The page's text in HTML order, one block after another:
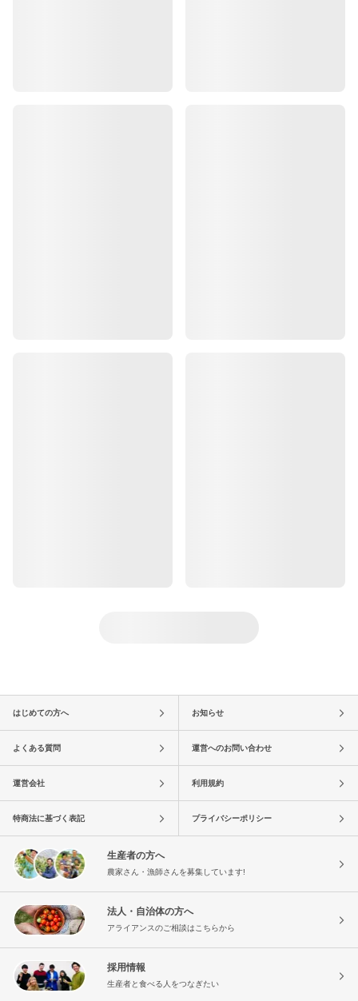
はじめての方へ お知らせ
よくある質問 運営へのお問い合わせ
運営会社 利用規約
特商法に基づく表記 プライバシーポリシー
生産者の方へ
農家さん・漁師さんを募集しています!
法人・自治体の方へ
アライアンスのご相談はこちらから
採用情報
生産者と食べる人をつなぎたい